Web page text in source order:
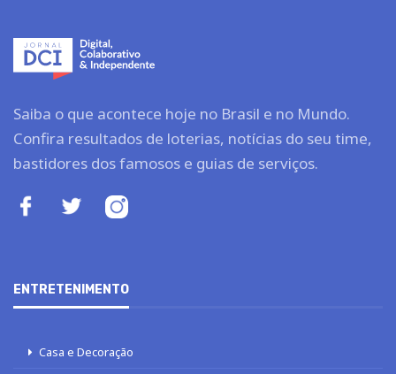
Saiba o que acontece hoje no Brasil e no Mundo.
Confira resultados de loterias, notícias do seu time,
bastidores dos famosos e guias de serviços.
ENTRETENIMENTO
Casa e Decoração